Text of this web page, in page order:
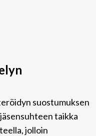
suostumuksen
taikka
jolloin